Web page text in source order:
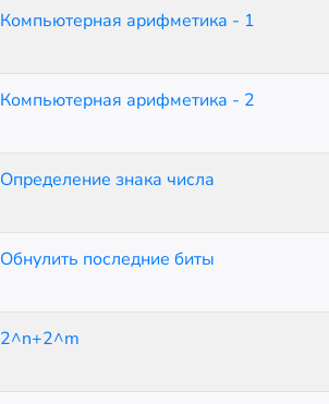
Компьютерная арифметика - 1
Компьютерная арифметика - 2
Определение знака числа
Обнулить последние биты
2^n+2^m